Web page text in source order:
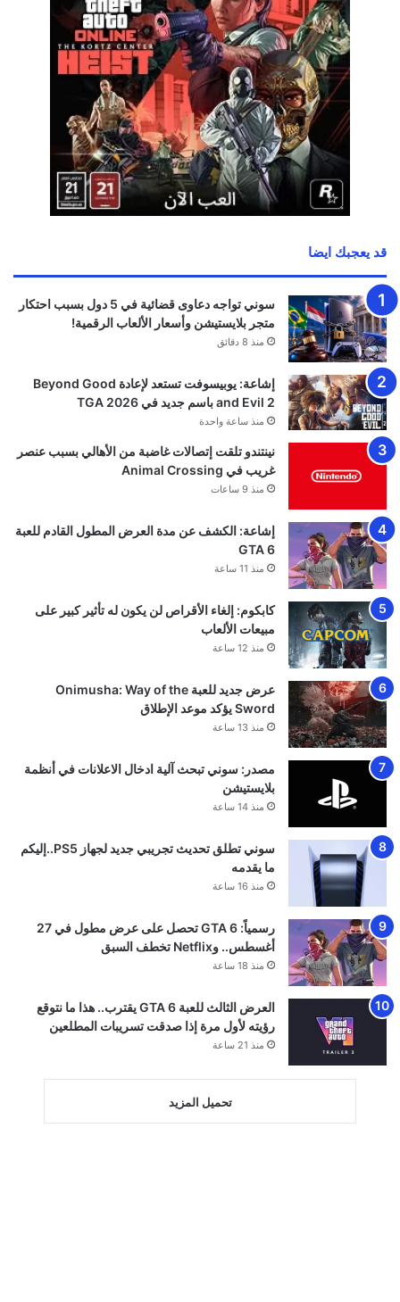
قد يعجبك ايضا
سوني تواجه دعاوى قضائية في 5 دول بسبب احتكار
متجر بلايستيشن وأسعار الألعاب الرقمية!
منذ 8 دقائق
إشاعة: يوبيسوفت تستعد لإعادة Beyond Good
and Evil 2 باسم جديد في TGA 2026
منذ ساعة واحدة
نينتندو تلقت إتصالات غاضبة من الأهالي بسبب عنصر
غريب في Animal Crossing
منذ 9 ساعات
إشاعة: الكشف عن مدة العرض المطول القادم للعبة
GTA 6
منذ 11 ساعة
كابكوم: إلغاء الأقراص لن يكون له تأثير كبير على
مبيعات الألعاب
منذ 12 ساعة
عرض جديد للعبة Onimusha: Way of the
Sword يؤكد موعد الإطلاق
منذ 13 ساعة
مصدر: سوني تبحث آلية ادخال الاعلانات في أنظمة
بلايستيشن
منذ 14 ساعة
سوني تطلق تحديث تجريبي جديد لجهاز PS5..إليكم
ما يقدمه
منذ 16 ساعة
رسمياً: GTA 6 تحصل على عرض مطول في 27
أغسطس.. وNetflix تخطف السبق
منذ 18 ساعة
العرض الثالث للعبة GTA 6 يقترب.. هذا ما نتوقع
رؤيته لأول مرة إذا صدقت تسريبات المطلعين
منذ 21 ساعة
تحميل المزيد